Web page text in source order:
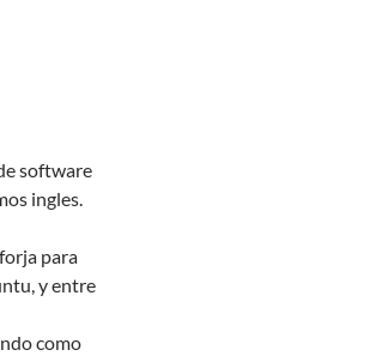
software
ingles.
para
y entre
como